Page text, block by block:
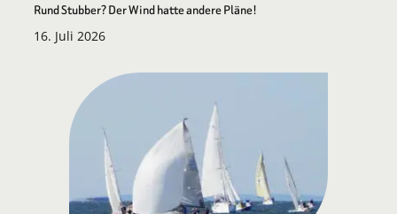
Rund Stubber? Der Wind hatte andere Pläne!
16. Juli 2026